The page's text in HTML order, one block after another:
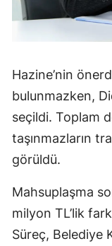
Hazine’nin
bulunmazken,
seçildi. Toplam
taşınmazların
görüldü.
Mahsuplaşma
milyon TL’lik
Süreç, Belediye